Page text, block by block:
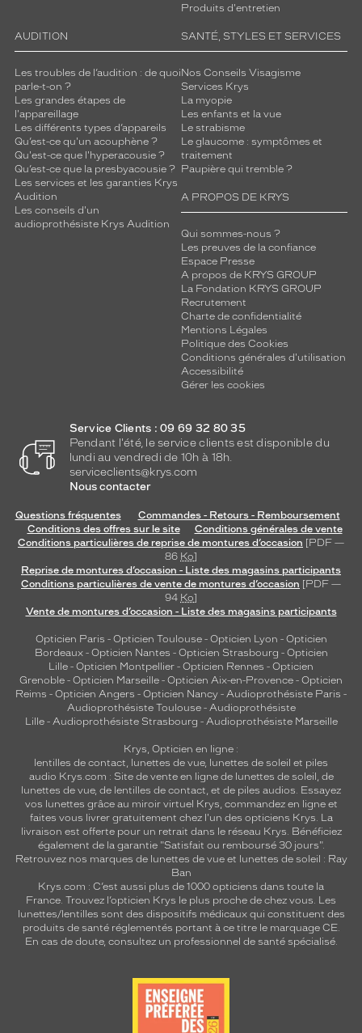
Produits d'entretien
AUDITION
Les troubles de l’audition : de quoi
parle-t-on ?
Les grandes étapes de
l'appareillage
Les différents types d’appareils
Qu’est-ce qu'un acouphène ?
Qu'est-ce que l'hyperacousie ?
Qu’est-ce que la presbyacousie ?
Les services et les garanties Krys
Audition
Les conseils d'un
audioprothésiste Krys Audition
SANTÉ, STYLES ET SERVICES
Nos Conseils Visagisme
Services Krys
La myopie
Les enfants et la vue
Le strabisme
Le glaucome : symptômes et
traitement
Paupière qui tremble ?
A PROPOS DE KRYS
Qui sommes-nous ?
Les preuves de la confiance
Espace Presse
A propos de KRYS GROUP
La Fondation KRYS GROUP
Recrutement
Charte de confidentialité
Mentions Légales
Politique des Cookies
Conditions générales d'utilisation
Accessibilité
Gérer les cookies
Service Clients : 09 69 32 80 35
Pendant l'été, le service clients est disponible du
lundi au vendredi de 10h à 18h.
serviceclients@krys.com
Nous contacter
Questions fréquentes
Commandes - Retours - Remboursement
Conditions des offres sur le site
Conditions générales de vente
Conditions particulières de reprise de montures d’occasion [PDF —
86 Ko]
Reprise de montures d’occasion - Liste des magasins participants
Conditions particulières de vente de montures d’occasion [PDF —
94 Ko]
Vente de montures d’occasion - Liste des magasins participants
Opticien Paris - Opticien Toulouse- Opticien Lyon - Opticien
Bordeaux- Opticien Nantes - Opticien Strasbourg - Opticien
Lille - Opticien Montpellier - Opticien Rennes - Opticien
Grenoble - Opticien Marseille - Opticien Aix-en-Provence - Opticien
Reims - Opticien Angers - Opticien Nancy - Audioprothésiste Paris -
Audioprothésiste Toulouse- Audioprothésiste
Lille- Audioprothésiste Strasbourg - Audioprothésiste Marseille
Krys, Opticien en ligne :
lentilles de contact lunettes de vue, lunettes de soleil et piles
audio Krys.com : Site de vente en ligne de lunettes de soleil, de
lunettes de vue, de lentilles de contact , et de piles audios. Essayez
vos lunettes grâce au miroir virtuel Krys, commandez en ligne et
faites vous livrer gratuitement chez l'un des opticiens Krys. La
livraison est offerte pour un retrait dans le réseau Krys. Bénéficiez
également de la garantie "Satisfait ou remboursé 30 jours".
Retrouvez nos marques de lunettes de vue et lunettes de soleil : Ray
Ban
Krys.com : C’est aussi plus de 1000 opticiens dans toute la
France. Trouvez l’opticien Krys le plus proche de chez vous . Les
lunettes/lentilles sont des dispositifs médicaux qui constituent des
produits de santé réglementés portant à ce titre le marquage CE.
En cas de doute, consultez un professionnel de santé spécialisé.